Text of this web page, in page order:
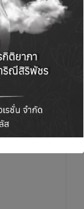
รใช้ชีวิต เพื่อ
างยั่งยืน
ล่าว